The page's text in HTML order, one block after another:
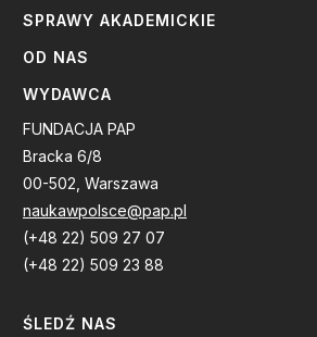
SPRAWY AKADEMICKIE
OD NAS
WYDAWCA
FUNDACJA PAP
Bracka 6/8
00-502, Warszawa
naukawpolsce@pap.pl
(+48 22) 509 27 07
(+48 22) 509 23 88
ŚLEDŹ NAS